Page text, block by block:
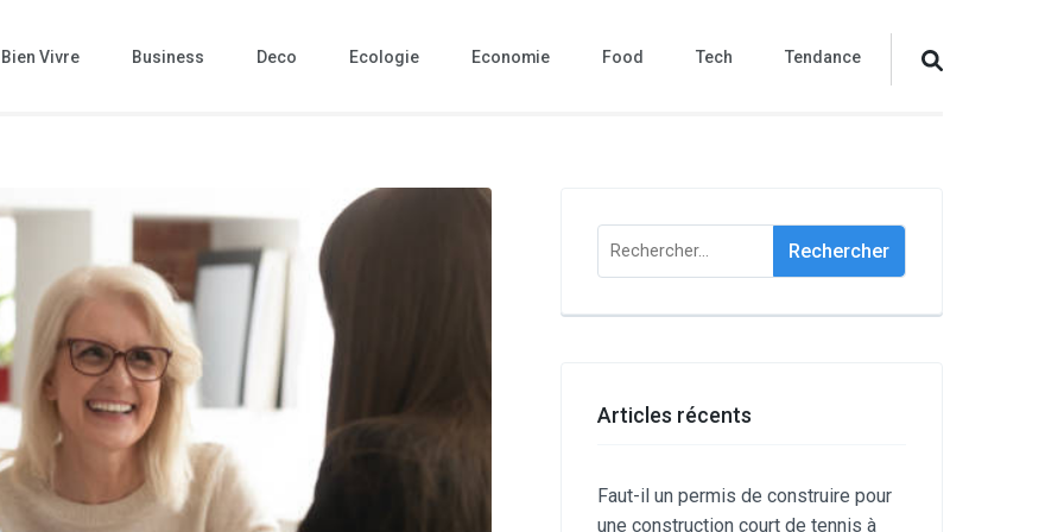
Bien Vivre Business Deco Ecologie Economie Food Tech Tendance
Rechercher :
Articles récents
Faut-il un permis de construire pour
une construction court de tennis à